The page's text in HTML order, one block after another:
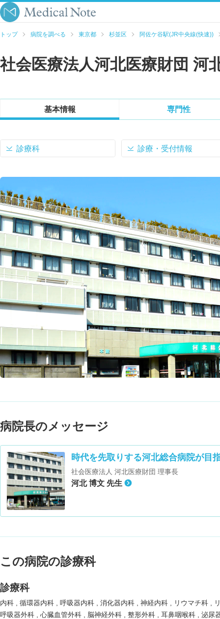
トップ 病院を調べる 東京都 杉並区 阿佐ケ谷駅(JR中央線(快速))
社会医療法人河北医療財団 河
基本情報 専門性
診療科 診療・受付情報
病院長のメッセージ
時代を先取りする河北総合病院が目
社会医療法人 河北医療財団 理事長
河北 博文 先生
この病院の診療科
診療科
内科 循環器内科 呼吸器内科 消化器内科 神経内科 リウマチ科
呼吸器外科
心臓血管外科 脳神経外科 整形外科 耳鼻咽喉科
泌尿